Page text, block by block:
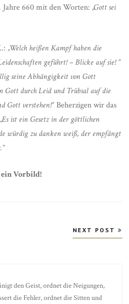
Jahre 660 mit den Worten:„Gott sei
„Welch heißen Kampf haben die
geführt! – Blicke auf sie! “
seine Abhängigkeit von Gott
durch Leid und Trübsal auf die
Gott verstehen!“Beherzigen wir das
„Es ist ein Gesetz in der göttlichen
würdig zu danken weiß, der empfängt
ein Vorbild!
NEXT POST
den Geist, ordnet die Neigungen,
die Fehler, ordnet die Sitten und